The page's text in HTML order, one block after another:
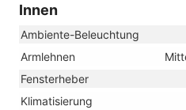
Innen
Ambiente-Beleuchtung
Armlehnen
Fensterheber
Klimatisierung